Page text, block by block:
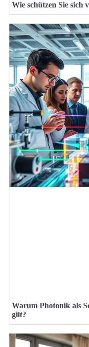
Wie schützen Sie sich
Warum Photonik als
gilt?